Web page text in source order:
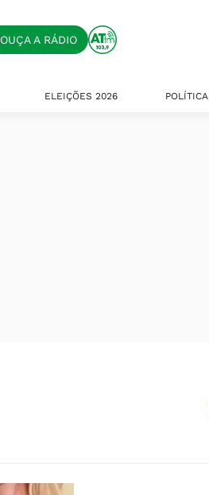
OUÇA A RÁDIO
ELEIÇÕES 2026 POLÍTICA